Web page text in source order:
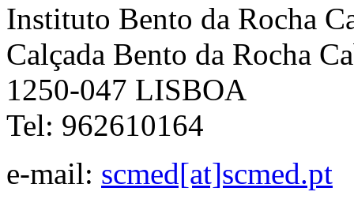
Instituto Bento da Rocha
Calçada Bento da Rocha
1250-047 LISBOA
Tel: 962610164
e-mail: scmed[at]scmed.pt